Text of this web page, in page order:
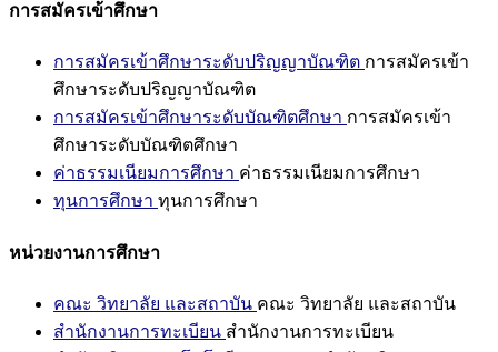
การสมัครเข้าศึกษา
การสมัครเข้าศึกษาระดับปริญญาบัณฑิต การสมัครเข้า
ศึกษาระดับปริญญาบัณฑิต
การสมัครเข้าศึกษาระดับบัณฑิตศึกษา การสมัครเข้า
ศึกษาระดับบัณฑิตศึกษา
ค่าธรรมเนียมการศึกษา ค่าธรรมเนียมการศึกษา
ทุนการศึกษา ทุนการศึกษา
หน่วยงานการศึกษา
คณะ วิทยาลัย และสถาบัน คณะ วิทยาลัย และสถาบัน
สำนักงานการทะเบียน สำนักงานการทะเบียน